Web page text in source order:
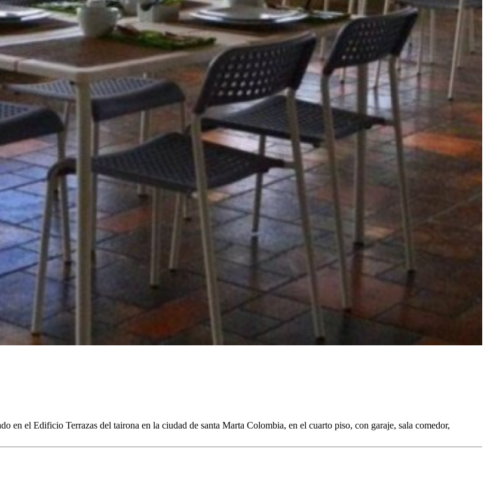
en el Edificio Terrazas del tairona en la ciudad de santa Marta Colombia, en el cuarto piso, con garaje, sala comedor,